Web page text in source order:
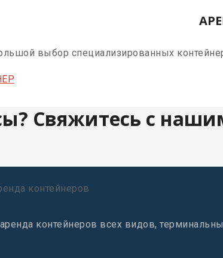
выбор специализированных
Свяжитесь с
контейнеров всех видов,